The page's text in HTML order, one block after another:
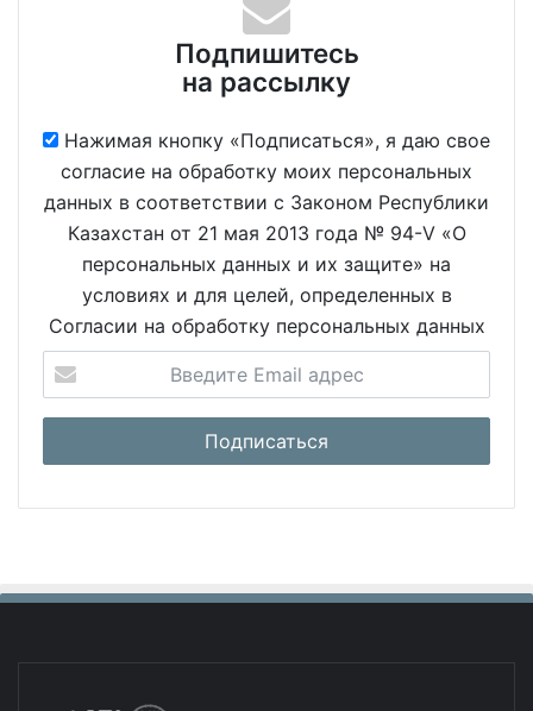
Подпишитесь
на рассылку
Нажимая кнопку «Подписаться», я даю свое
согласие на обработку моих персональных
данных в соответствии с Законом Республики
Казахстан от 21 мая 2013 года № 94-V «О
персональных данных и их защите» на
условиях и для целей, определенных в
Согласии на обработку персональных данных